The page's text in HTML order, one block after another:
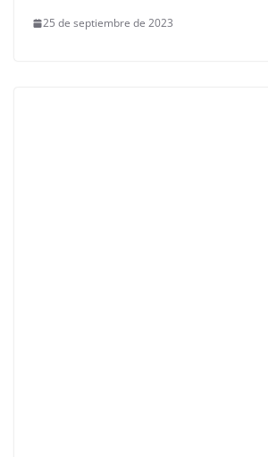
25 de septiembre de 2023